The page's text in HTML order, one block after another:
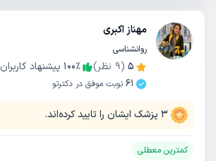
مهناز اکبری
روانشناسی
5
(
9 نظر) 100٪
پیشنهاد کاربران
61 نوبت موفق در دکترتو
3 پزشک ایشان را تایید کرده‌اند.
کمترین معطلی